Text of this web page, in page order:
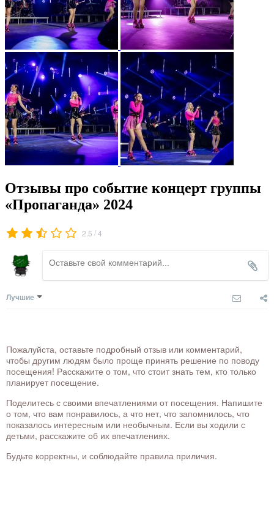
Отзывы про событие концерт группы
«Пропаганда» 2024
2.5 /4
Лучшие
Пожалуйста, оставьте подробный отзыв или комментарий,
чтобы другим людям было проще принять решение по поводу
посещения! Расскажите о том, что стоит знать тем, кто только
планирует посещение.
Поделитесь с своими впечатлениями от посещения. Напишите
о том, что вам понравилось, а что нет, что запомнилось, что
показалось интересным или необычным. Если вы ходили с
детьми, расскажите об их впечатлениях.
Будьте корректны, и соблюдайте правила приличия.